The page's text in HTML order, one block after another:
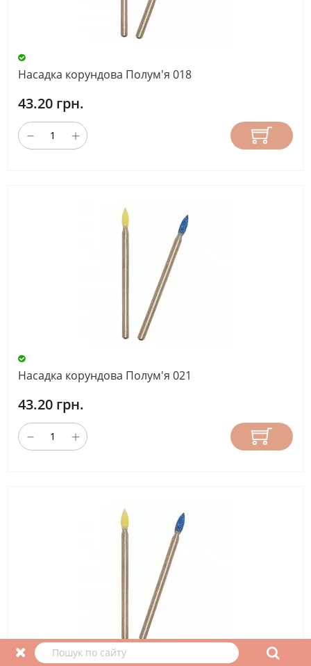
Насадка корундова Полум'я 018
43.20 грн.
Насадка корундова Полум'я 021
43.20 грн.